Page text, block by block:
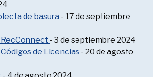
de basura - 17 de septiembre
- 3 de septiembre 2024
de Licencias - 20 de agosto